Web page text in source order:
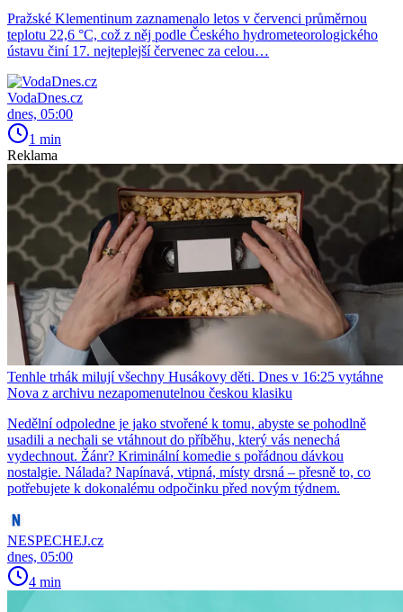
Pražské Klementinum zaznamenalo letos v červenci průměrnou
teplotu 22,6 °C, což z něj podle Českého hydrometeorologického
ústavu činí 17. nejteplejší červenec za celou…
VodaDnes.cz
dnes, 05:00
1 min
Reklama
Tenhle trhák milují všechny Husákovy děti. Dnes v 16:25 vytáhne
Nova z archivu nezapomenutelnou českou klasiku
Nedělní odpoledne je jako stvořené k tomu, abyste se pohodlně
usadili a nechali se vtáhnout do příběhu, který vás nenechá
vydechnout. Žánr? Kriminální komedie s pořádnou dávkou
nostalgie. Nálada? Napínavá, vtipná, místy drsná – přesně to, co
potřebujete k dokonalému odpočinku před novým týdnem.
NESPECHEJ.cz
dnes, 05:00
4 min